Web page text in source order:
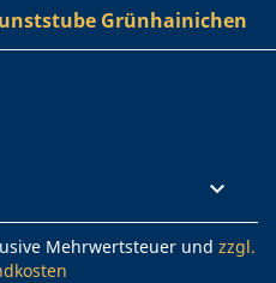
Grünhainichen

Mehrwertsteuer und zzgl.